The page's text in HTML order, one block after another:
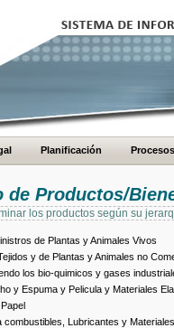
Planificación Procesos
de Productos/
los productos según su
de Plantas y Animales Vivos
y de Plantas y Animales no
los bio-quimicos y gases
y Espuma y Pelicula y Materiales
combustibles, Lubricantes y